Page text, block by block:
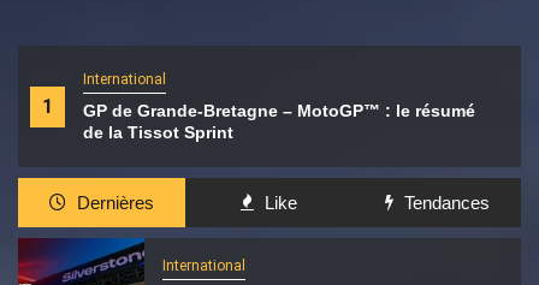
1
International
GP de Grande-Bretagne – MotoGP™ : le résumé
de la Tissot Sprint
Dernières Like Tendances
International